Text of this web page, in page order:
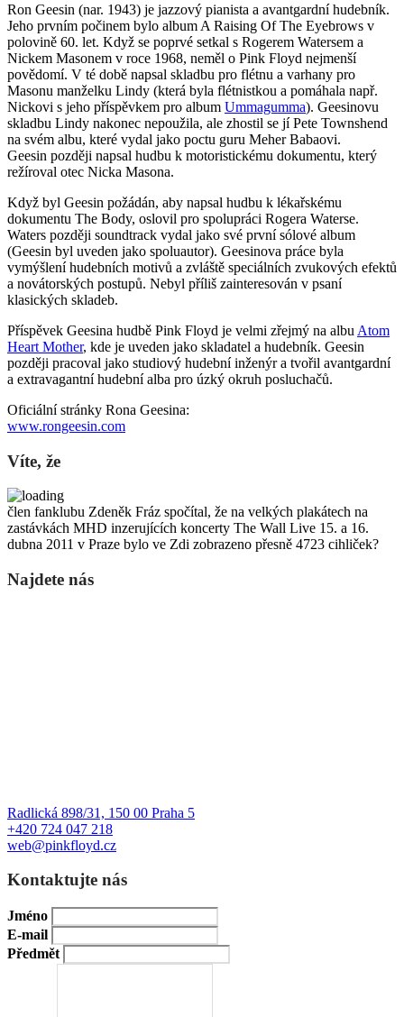
Ron Geesin (nar. 1943) je jazzový pianista a avantgardní hudebník.
Jeho prvním počinem bylo album A Raising Of The Eyebrows v
polovině 60. let. Když se poprvé setkal s Rogerem Watersem a
Nickem Masonem v roce 1968, neměl o Pink Floyd nejmenší
povědomí. V té době napsal skladbu pro flétnu a varhany pro
Masonu manželku Lindy (která byla flétnistkou a pomáhala např.
Nickovi s jeho příspěvkem pro album Ummagumma). Geesinovu
skladbu Lindy nakonec nepoužila, ale zhostil se jí Pete Townshend
na svém albu, které vydal jako poctu guru Meher Babaovi.
Geesin později napsal hudbu k motoristickému dokumentu, který
režíroval otec Nicka Masona.
Když byl Geesin požádán, aby napsal hudbu k lékařskému
dokumentu The Body, oslovil pro spolupráci Rogera Waterse.
Waters později soundtrack vydal jako své první sólové album
(Geesin byl uveden jako spoluautor). Geesinova práce byla
vymýšlení hudebních motivů a zvláště speciálních zvukových efektů
a novátorských postupů. Nebyl příliš zainteresován v psaní
klasických skladeb.
Příspěvek Geesina hudbě Pink Floyd je velmi zřejmý na albu Atom
Heart Mother, kde je uveden jako skladatel a hudebník. Geesin
později pracoval jako studiový hudební inženýr a tvořil avantgardní
a extravagantní hudební alba pro úzký okruh posluchačů.
Oficiální stránky Rona Geesina:
www.rongeesin.com
Víte, že
člen fanklubu Zdeněk Fráz spočítal, že na velkých plakátech na
zastávkách MHD inzerujících koncerty The Wall Live 15. a 16.
dubna 2011 v Praze bylo ve Zdi zobrazeno přesně 4723 cihliček?
Najdete nás
Radlická 898/31, 150 00 Praha 5
+420 724 047 218
web@pinkfloyd.cz
Kontaktujte nás
Jméno
E-mail
Předmět